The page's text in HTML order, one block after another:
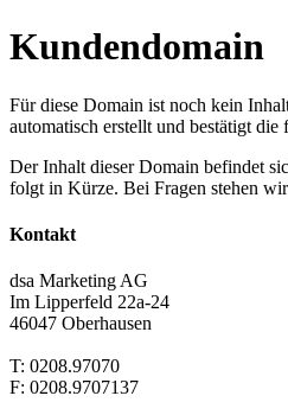
Kundendomain
Für diese Domain ist noch kein
automatisch erstellt und bestätigt
Der Inhalt dieser Domain befindet
folgt in Kürze. Bei Fragen stehen
Kontakt
dsa Marketing AG
Im Lipperfeld 22a-24
46047 Oberhausen
T: 0208.97070
F: 0208.9707137